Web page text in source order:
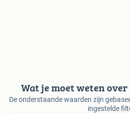
Wat je moet weten
De onderstaande waarden zijn
ingestelde